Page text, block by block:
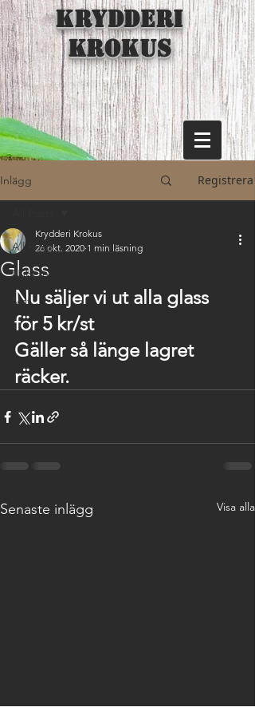
KRYDDERI
KROKUS
Inlägg Registrera
All Posts
Nyheter
Mat
Glass
Krydderi Krokus
26 okt. 2020 1 min läsning
Nu säljer vi ut alla glass
för 5 kr/st
Gäller så länge lagret
räcker.
Senaste inlägg Visa alla